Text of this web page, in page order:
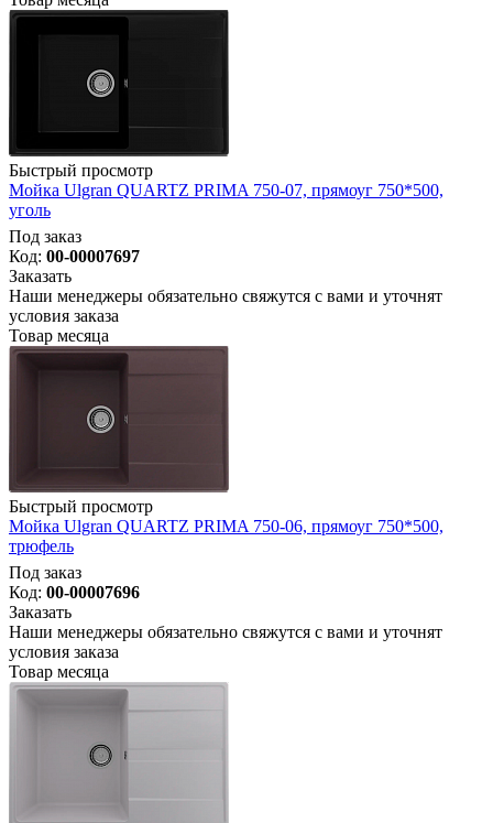
Быстрый просмотр
Мойка Ulgran QUARTZ PRIMA 750-07, прямоуг 750*500,
уголь
Под заказ
Код: 00-00007697
Заказать
Наши менеджеры обязательно свяжутся с вами и уточнят
условия заказа
Товар месяца
Быстрый просмотр
Мойка Ulgran QUARTZ PRIMA 750-06, прямоуг 750*500,
трюфель
Под заказ
Код: 00-00007696
Заказать
Наши менеджеры обязательно свяжутся с вами и уточнят
условия заказа
Товар месяца